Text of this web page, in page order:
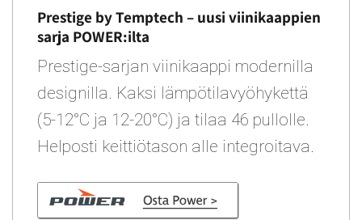
Prestige by Temptech – uusi viinikaappien
sarja POWER:ilta
Prestige-sarjan viinikaappi modernilla
designilla. Kaksi lämpötilavyöhykettä
(5-12°C ja 12-20°C) ja tilaa 46 pullolle.
Helposti keittiötason alle integroitava.